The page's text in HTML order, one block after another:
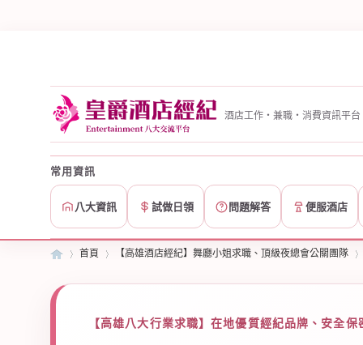
酒店工作・兼職・消費資訊平台
常用資訊
八大資訊 試做日領 問題解答 便服酒店
首頁
›
【高雄酒店經紀】舞廳小姐求職、頂級夜總會公關團隊
›
【高雄八大行業求職】在地優質經紀品牌、安全保